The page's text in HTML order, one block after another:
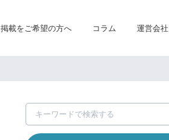
掲載をご希望の方へ コラム 運営会社